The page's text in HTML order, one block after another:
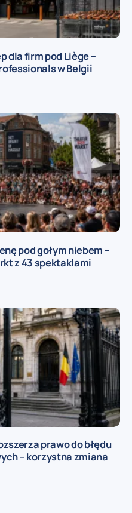
dla firm pod Liège –
w Belgii
pod gołym niebem –
z 43 spektaklami
prawo do błędu
– korzystna zmiana